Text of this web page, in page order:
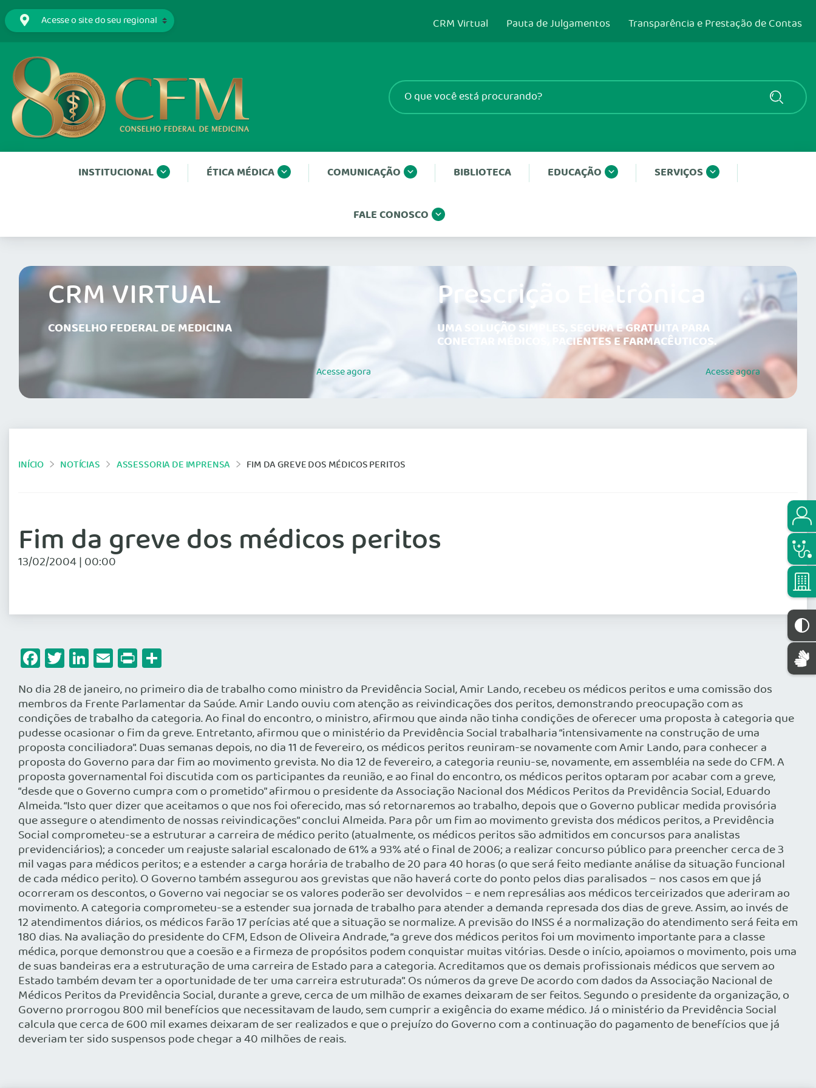
CRM Virtual Pauta de Julgamentos Transparência e Prestação de Contas
INSTITUCIONAL ÉTICA MÉDICA COMUNICAÇÃO BIBLIOTECA EDUCAÇÃO SERVIÇOS
FALE CONOSCO
CRM VIRTUAL
CONSELHO FEDERAL DE MEDICINA
Acesseagora
Prescrição Eletrônica
UMA SOLUÇÃO SIMPLES, SEGURA E GRATUITA PARA
CONECTAR MÉDICOS, PACIENTES E FARMACÊUTICOS.
Acesseagora
INÍCIO NOTÍCIAS ASSESSORIA DE IMPRENSA FIM DA GREVE DOS MÉDICOS PERITOS
Fim da greve dos médicos peritos
13/02/2004 | 00:00
Facebook
Twitter
LinkedIn
Email
Print
No dia 28 de janeiro, no primeiro dia de trabalho como ministro da Previdência Social, Amir Lando, recebeu os médicos peritos e uma comissão dos
membros da Frente Parlamentar da Saúde. Amir Lando ouviu com atenção as reivindicações dos peritos, demonstrando preocupação com as
condições de trabalho da categoria. Ao final do encontro, o ministro, afirmou que ainda não tinha condições de oferecer uma proposta à categoria que
pudesse ocasionar o fim da greve. Entretanto, afirmou que o ministério da Previdência Social trabalharia “intensivamente na construção de uma
proposta conciliadora”. Duas semanas depois, no dia 11 de fevereiro, os médicos peritos reuniram-se novamente com Amir Lando, para conhecer a
proposta do Governo para dar fim ao movimento grevista. No dia 12 de fevereiro, a categoria reuniu-se, novamente, em assembléia na sede do CFM. A
proposta governamental foi discutida com os participantes da reunião, e ao final do encontro, os médicos peritos optaram por acabar com a greve,
“desde que o Governo cumpra com o prometido” afirmou o presidente da Associação Nacional dos Médicos Peritos da Previdência Social, Eduardo
Almeida. “Isto quer dizer que aceitamos o que nos foi oferecido, mas só retornaremos ao trabalho, depois que o Governo publicar medida provisória
que assegure o atendimento de nossas reivindicações” conclui Almeida. Para pôr um fim ao movimento grevista dos médicos peritos, a Previdência
Social comprometeu-se a estruturar a carreira de médico perito (atualmente, os médicos peritos são admitidos em concursos para analistas
previdenciários); a conceder um reajuste salarial escalonado de 61% a 93% até o final de 2006; a realizar concurso público para preencher cerca de 3
mil vagas para médicos peritos; e a estender a carga horária de trabalho de 20 para 40 horas (o que será feito mediante análise da situação funcional
de cada médico perito). O Governo também assegurou aos grevistas que não haverá corte do ponto pelos dias paralisados – nos casos em que já
ocorreram os descontos, o Governo vai negociar se os valores poderão ser devolvidos – e nem represálias aos médicos terceirizados que aderiram ao
movimento. A categoria comprometeu-se a estender sua jornada de trabalho para atender a demanda represada dos dias de greve. Assim, ao invés de
12 atendimentos diários, os médicos farão 17 perícias até que a situação se normalize. A previsão do INSS é a normalização do atendimento será feita em
180 dias. Na avaliação do presidente do CFM, Edson de Oliveira Andrade, “a greve dos médicos peritos foi um movimento importante para a classe
médica, porque demonstrou que a coesão e a firmeza de propósitos podem conquistar muitas vitórias. Desde o início, apoiamos o movimento, pois uma
de suas bandeiras era a estruturação de uma carreira de Estado para a categoria. Acreditamos que os demais profissionais médicos que servem ao
Estado também devam ter a oportunidade de ter uma carreira estruturada”. Os números da greve De acordo com dados da Associação Nacional de
Médicos Peritos da Previdência Social, durante a greve, cerca de um milhão de exames deixaram de ser feitos. Segundo o presidente da organização, o
Governo prorrogou 800 mil benefícios que necessitavam de laudo, sem cumprir a exigência do exame médico. Já o ministério da Previdência Social
calcula que cerca de 600 mil exames deixaram de ser realizados e que o prejuízo do Governo com a continuação do pagamento de benefícios que já
deveriam ter sido suspensos pode chegar a 40 milhões de reais.